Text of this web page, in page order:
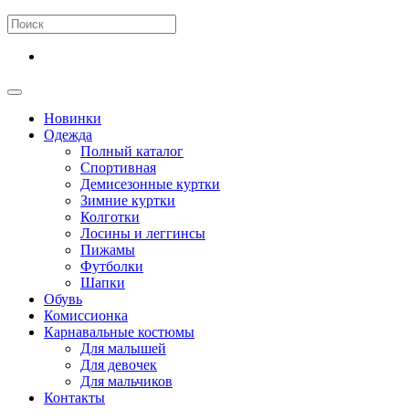
Новинки
Одежда
Полный каталог
Спортивная
Демисезонные куртки
Зимние куртки
Колготки
Лосины и леггинсы
Пижамы
Футболки
Шапки
Обувь
Комиссионка
Карнавальные костюмы
Для малышей
Для девочек
Для мальчиков
Контакты